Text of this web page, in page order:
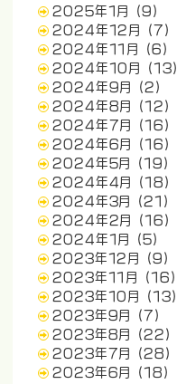
2025年1月
(9)
2024年12月
(7)
2024年11月
(6)
2024年10月
(13)
2024年9月
(2)
2024年8月
(12)
2024年7月
(16)
2024年6月
(16)
2024年5月
(19)
2024年4月
(18)
2024年3月
(21)
2024年2月
(16)
2024年1月
(5)
2023年12月
(9)
2023年11月
(16)
2023年10月
(13)
2023年9月
(7)
2023年8月
(22)
2023年7月
(28)
2023年6月
(18)